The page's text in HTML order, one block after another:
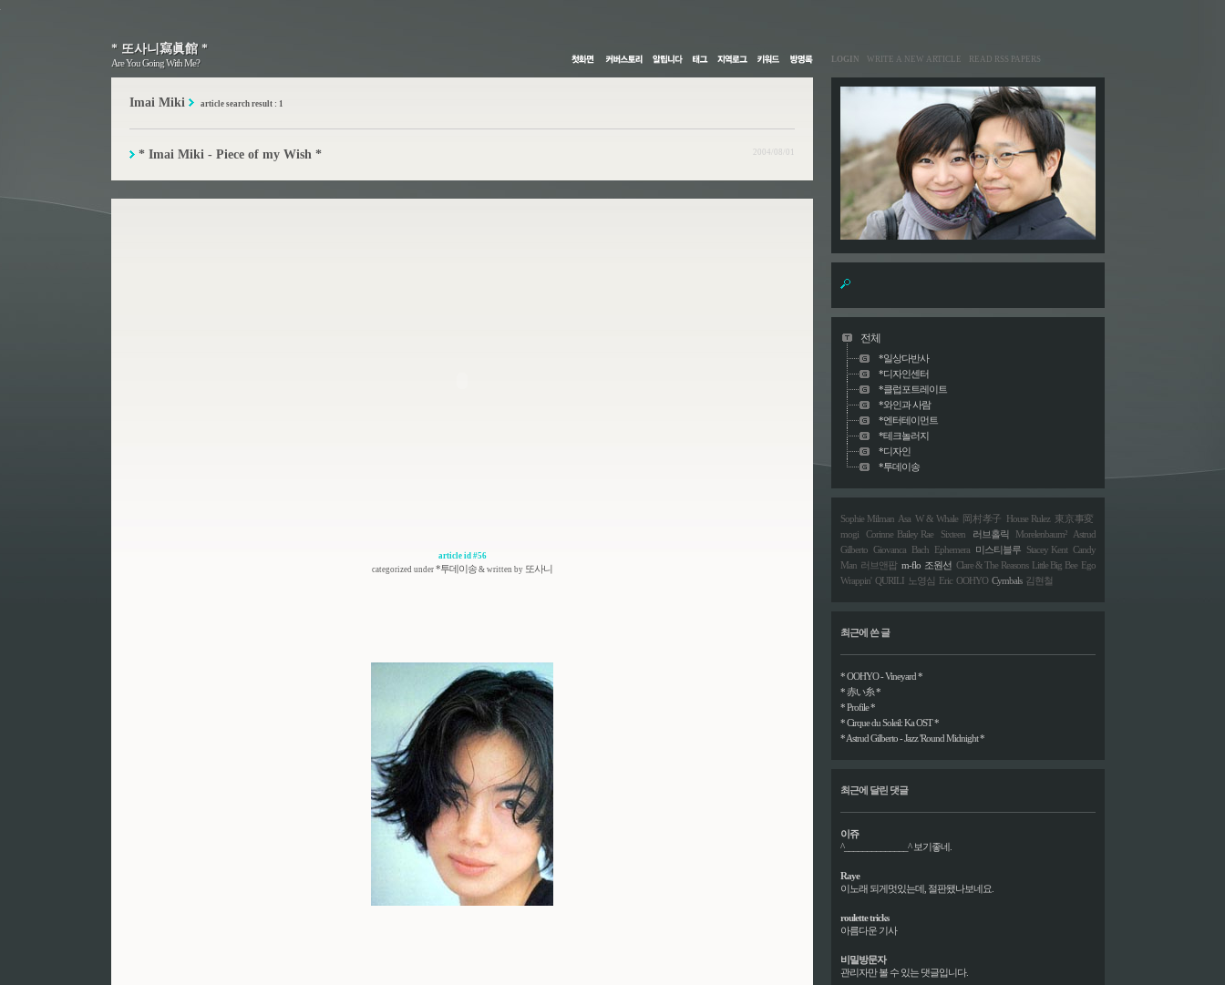
LOGIN WRITE A NEW ARTICLE READ RSS PAPERS
* 또사니寫眞館 *
Are You Going With Me?
* 또사니寫眞館 *
Are You Going With Me?
Imai Miki article search result : 1
2004/08/01
* Imai Miki - Piece of my Wish *
article id #56
categorized under *투데이송 & written by 또사니
전체
*일상다반사
*디자인센터
*클럽포트레이트
*와인과 사람
*엔터테이먼트
*테크놀러지
*디자인
*투데이송
Sophie Milman Asa W & Whale 岡村孝子 House Rulez 東京事変
mogi
Corinne Bailey Rae Sixteen 러브홀릭 Morelenbaum²
Astrud
Gilberto Giovanca Bach Ephemera 미스티블루 Stacey Kent Candy
Man 러브앤팝 m-flo 조원선 Clare & The Reasons Little Big Bee Ego
Wrappin' QURILI 노영심 Eric OOHYO Cymbals 김현철
최근에 쓴 글
* OOHYO - Vineyard *
* 赤い糸 *
* Profile *
* Cirque du Soleil: Ka OST *
* Astrud Gilberto - Jazz 'Round Midnight *
최근에 달린 댓글
이쥬
^______________^ 보기좋네.
Raye
이노래 되게멋있는데, 절판됐나보네요.
roulette tricks
아름다운 기사
비밀방문자
관리자만 볼 수 있는 댓글입니다.